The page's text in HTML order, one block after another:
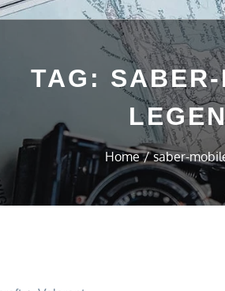
TAG:
Home saber-